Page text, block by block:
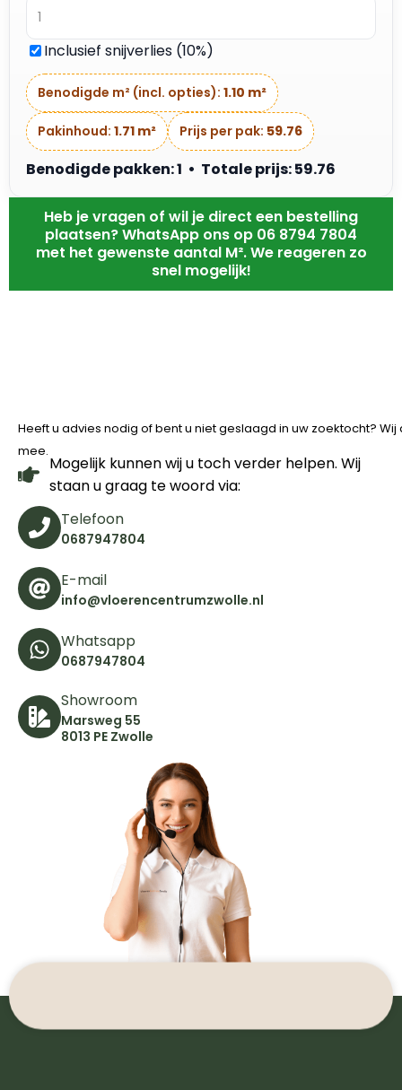
Inclusief snijverlies (10%)
Benodigde m² (incl. opties): 1.10 m²
Pakinhoud: 1.71 m² Prijs per pak: 59.76
Benodigde pakken: 1 • Totale prijs: 59.76
Heb je vragen of wil je direct een bestelling
plaatsen? WhatsApp ons op 06 8794 7804
met het gewenste aantal M². We reageren zo
snel mogelijk!
Heeft u advies nodig of bent u niet geslaagd in uw zoektocht?
mee.
Mogelijk kunnen wij u toch verder helpen. Wij
staan u graag te woord via:
Telefoon
0687947804
E-mail
info@vloerencentrumzwolle.nl
Whatsapp
0687947804
Showroom
Marsweg 55
8013 PE Zwolle